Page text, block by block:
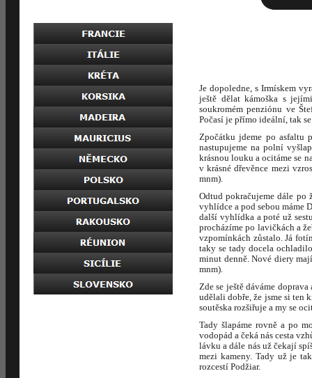
Je dopoledne, s Irmískem
ještě dělat kámoška s
soukromém penziónu ve
Počasí je přímo ideální, tak
Zpočátku jdeme po asfaltu
nastupujeme na polní
krásnou louku a ocitáme se
v krásné dřevěnce mezi
mnm).
Odtud pokračujeme dále po
vyhlídce a pod sebou máme
další vyhlídka a poté už
procházíme po lavičkách a
vzpomínkách zůstalo. Já
taky se tady docela
minut denně. Nové diery
mnm).
Zde se ještě dáváme
udělali dobře, že jsme si ten
soutěska rozšiřuje a my se
Tady šlapáme rovně a po
vodopád a čeká nás cesta
lávku a dále nás už čekají
mezi kameny. Tady už je
rozcestí Podžiar.